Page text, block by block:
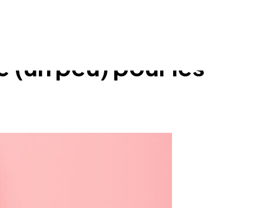
(un peu) pour les